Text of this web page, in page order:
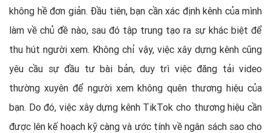
không hề đơn giản. Đầu tiên, bạn cần xác định kênh của mình
làm về chủ đề nào, sau đó tập trung tạo ra sự khác biệt để
thu hút người xem. Không chỉ vậy, việc xây dựng kênh cũng
yêu cầu sự đầu tư bài bản, duy trì việc đăng tải video
thường xuyên để người xem không quên thương hiệu của
bạn. Do đó, việc xây dựng kênh TikTok cho thương hiệu cần
được lên kế hoạch kỹ càng và ước tính về ngân sách sao cho